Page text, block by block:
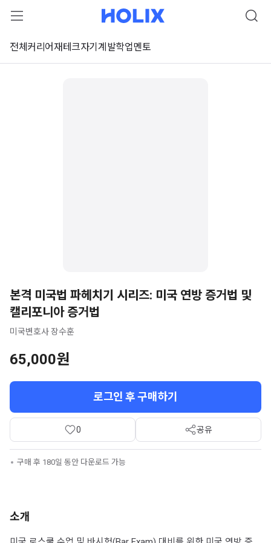
전체 커리어재테크자기계발학업멘토
본격 미국법 파헤치기 시리즈: 미국 연방 증거법 및
캘리포니아 증거법
미국변호사 장수훈
65,000원
로그인 후 구매하기
0 공유
구매 후 180일 동안 다운로드 가능
소개